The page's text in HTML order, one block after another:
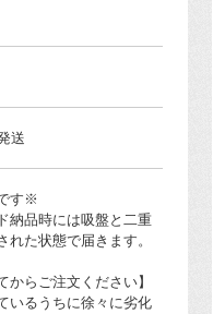
送
す※
納品時には吸盤と二重
れた状態で届きます。
からご注文ください】
いるうちに徐々に劣化